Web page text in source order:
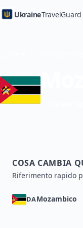
UkraineTravelGuard
COSA CAMBIA
Riferimento rapido
DAMozambico